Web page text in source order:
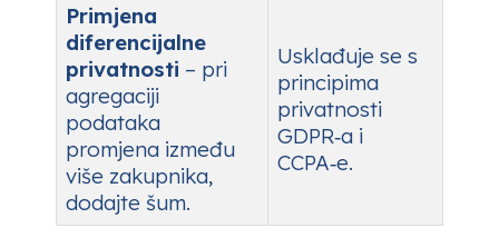
Primjena
diferencijalne
privatnosti – pri
agregaciji
podataka
promjena između
više zakupnika,
dodajte šum.
Usklađuje se s
principima
privatnosti
GDPR‑a i
CCPA‑e.